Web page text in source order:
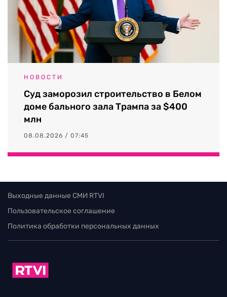
НОВОСТИ
Суд заморозил строительство в Белом
доме бального зала Трампа за $400
млн
08.08.2026 / 07:45
Выходные данные СМИ RTVI
Пользовательское соглашение
Политика обработки персональных данных